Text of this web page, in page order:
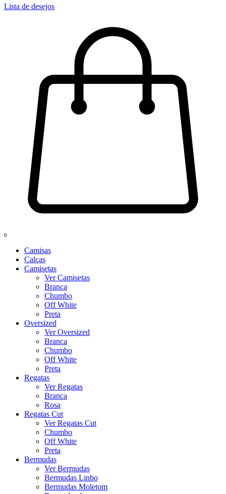
Lista de desejos
0
Camisas
Calças
Camisetas
Ver Camisetas
Branca
Chumbo
Off White
Preta
Oversized
Ver Oversized
Branca
Chumbo
Off White
Preta
Regatas
Ver Regatas
Branca
Rosa
Regatas Cut
Ver Regatas Cut
Chumbo
Off White
Preta
Bermudas
Ver Bermudas
Bermudas Linho
Bermudas Moletom